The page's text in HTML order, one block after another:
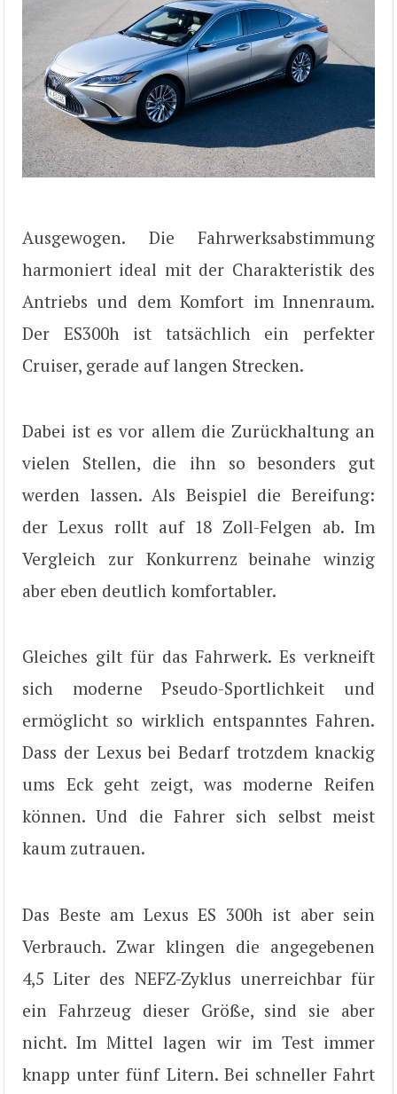
Ausgewogen. Die Fahrwerksabstimmung
harmoniert ideal mit der Charakteristik des
Antriebs und dem Komfort im Innenraum.
Der ES300h ist tatsächlich ein perfekter
Cruiser, gerade auf langen Strecken.
Dabei ist es vor allem die Zurückhaltung an
vielen Stellen, die ihn so besonders gut
werden lassen. Als Beispiel die Bereifung:
der Lexus rollt auf 18 Zoll-Felgen ab. Im
Vergleich zur Konkurrenz beinahe winzig
aber eben deutlich komfortabler.
Gleiches gilt für das Fahrwerk. Es verkneift
sich moderne Pseudo-Sportlichkeit und
ermöglicht so wirklich entspanntes Fahren.
Dass der Lexus bei Bedarf trotzdem knackig
ums Eck geht zeigt, was moderne Reifen
können. Und die Fahrer sich selbst meist
kaum zutrauen.
Das Beste am Lexus ES 300h ist aber sein
Verbrauch. Zwar klingen die angegebenen
4,5 Liter des NEFZ-Zyklus unerreichbar für
ein Fahrzeug dieser Größe, sind sie aber
nicht. Im Mittel lagen wir im Test immer
knapp unter fünf Litern. Bei schneller Fahrt